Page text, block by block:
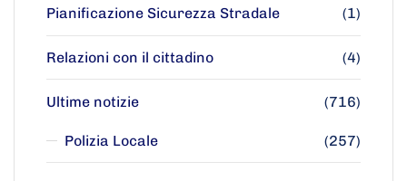
Pianificazione Sicurezza Stradale (1)
Relazioni con il cittadino (4)
Ultime notizie (716)
Polizia Locale (257)